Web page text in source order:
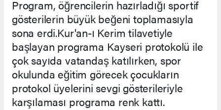
Program, öğrencilerin hazırladığı sportif
gösterilerin büyük beğeni toplamasıyla
sona erdi.Kur'an-ı Kerim tilavetiyle
başlayan programa Kayseri protokolü ile
çok sayıda vatandaş katılırken, spor
okulunda eğitim görecek çocukların
protokol üyelerini sevgi gösterileriyle
karşılaması programa renk kattı.